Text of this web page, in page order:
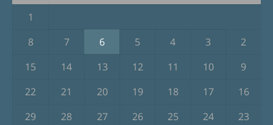
1
2
3
4
5
6
7
8
9
10
11
12
13
14
15
16
17
18
19
20
21
22
23
24
25
26
27
28
29